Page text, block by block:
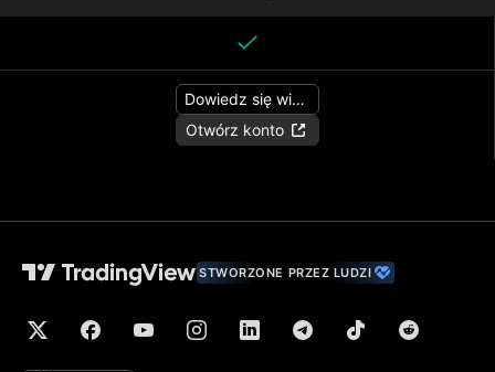
Dowiedz się więcej
Otwórz konto
STWORZONE PRZEZ LUDZI